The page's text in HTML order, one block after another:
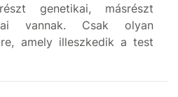
genetikai, másrészt
vannak. Csak olyan
amely illeszkedik a test